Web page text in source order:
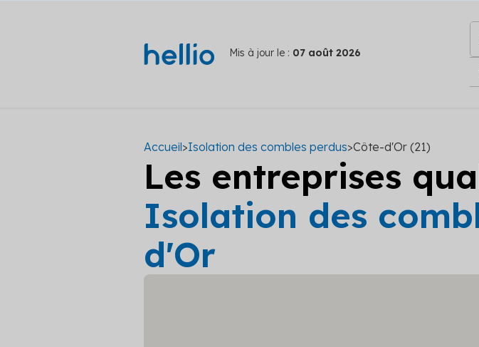
Mis à jour le : 07 août 2026
Accueil>Isolation des combles perdus>Côte-d'Or (21)
Les entreprises
Isolation des
d'Or